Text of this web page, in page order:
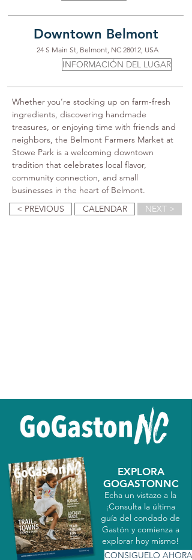
Downtown Belmont
24 S Main St, Belmont, NC 28012, USA
INFORMACIÓN DEL LUGAR
Whether you’re stocking up on farm-fresh
ingredients, discovering handmade
treasures, or enjoying time with friends and
neighbors, the Belmont Farmers Market at
Stowe Park is a welcoming downtown
tradition that celebrates local flavor,
community connection, and small
businesses in the heart of Belmont.
< PREVIOUS
CALENDAR NEXT >
EXPLORA
GOGASTONNC
Echa un vistazo a la
¡Consulta la última
guía del condado de
Gastón y comienza a
explorar hoy mismo!
CONSIGUELO AHORA